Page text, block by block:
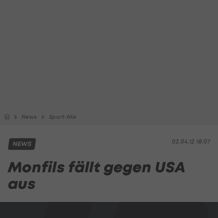
News Sport-Mix
02.04.12 18:07
NEWS
Monfils fällt gegen USA
aus